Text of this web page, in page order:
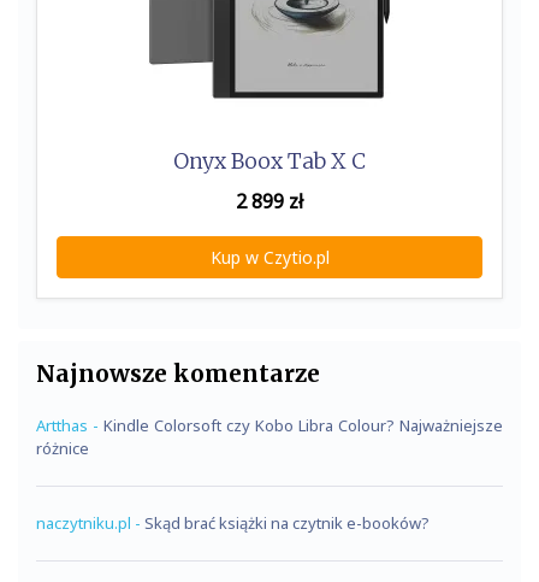
Onyx Boox Tab X C
2 899 zł
Kup w Czytio.pl
Najnowsze komentarze
Artthas - Kindle Colorsoft czy Kobo Libra Colour? Najważniejsze
różnice
naczytniku.pl - Skąd brać książki na czytnik e-booków?